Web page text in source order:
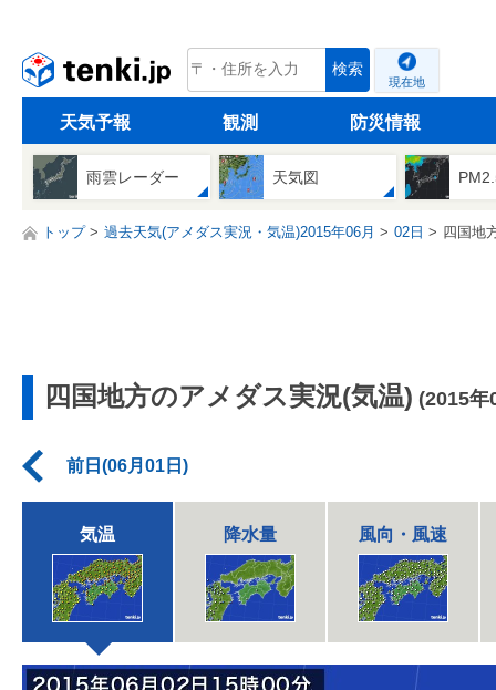
tenki.jp 検索
現在地
天気予報 観測 防災情報
雨雲レーダー 天気図
トップ 過去天気(アメダス実況・気温)2015年06月 02日 四国地
四国地方のアメダス実況(気温) (2015年
前日(06月01日)
気温 降水量 風向・風速